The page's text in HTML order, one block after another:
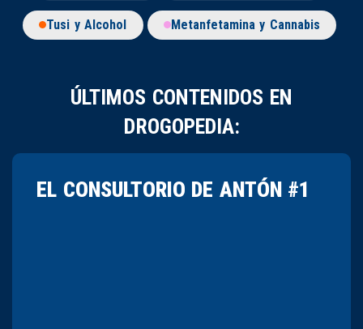
Tusi y Alcohol Metanfetamina y Cannabis
ÚLTIMOS CONTENIDOS EN
DROGOPEDIA:
EL CONSULTORIO DE ANTÓN #1